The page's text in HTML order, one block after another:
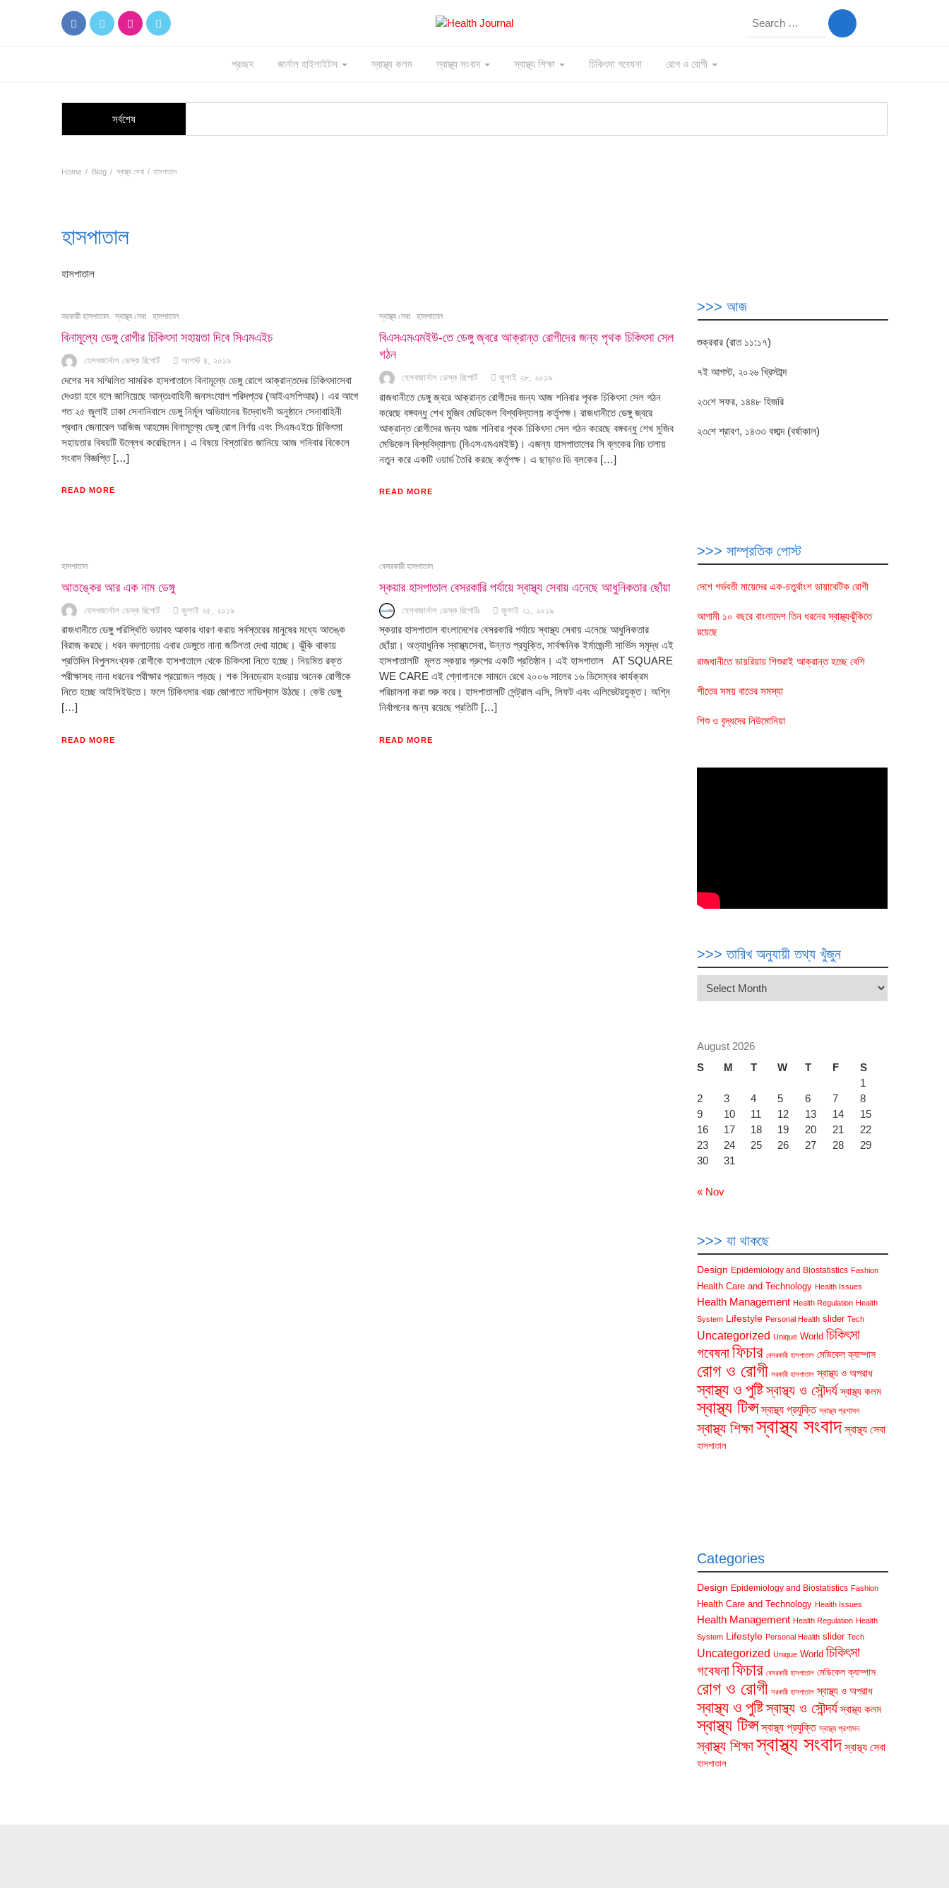
প্রচ্ছদ জার্নাল হাইলাইটস স্বাস্থ্য কলম স্বাস্থ্য সংবাদ স্বাস্থ্য শিক্ষা চিকিৎসা গবেষনা রোগ ও রোগী
সর্বশেষ
Home Blog স্বাস্থ্য সেবা হাসপাতাল
হাসপাতাল
হাসপাতাল
সরকারী হাসপাতাল স্বাস্থ্য সেবা হাসপাতাল
বিনামূল্যে ডেঙ্গু রোগীর চিকিৎসা সহায়তা দিবে সিএমএইচ
হেলথজার্নাল ডেস্ক রিপোর্ট আগস্ট ৪, ২০১৯
দেশের সব সম্মিলিত সামরিক হাসপাতালে বিনামূল্যে ডেঙ্গু রোগে আক্রান্তদের চিকিৎসাসেবা
দেওয়া হবে বলে জানিয়েছে আন্তঃবাহিনী জনসংযোগ পরিদপ্তর (আইএসপিআর)। এর আগে
গত ২৫ জুলাই ঢাকা সেনানিবাসে ডেঙ্গু নির্মূল অভিযানের উদ্বোধনী অনুষ্ঠানে সেনাবাহিনী
প্রধান জেনারেল আজিজ আহমেদ বিনামূল্যে ডেঙ্গু রোগ নির্ণয় এবং সিএমএইচে চিকিৎসা
সহায়তার বিষয়টি উল্লেখ করেছিলেন। এ বিষয়ে বিস্তারিত জানিয়ে আজ শনিবার বিকেলে
সংবাদ বিজ্ঞপ্তি […]
READ MORE
স্বাস্থ্য সেবা হাসপাতাল
বিএসএমএমইউ-তে ডেঙ্গু জ্বরে আক্রান্ত রোগীদের জন্য পৃথক চিকিৎসা সেল
গঠন
হেলথজার্নাল ডেস্ক রিপোর্ট জুলাই ২৮, ২০১৯
রাজধানীতে ডেঙ্গু জ্বরে আক্রান্ত রোগীদের জন্য আজ শনিবার পৃথক চিকিৎসা সেল গঠন
করেছে বঙ্গবন্ধু শেখ মুজিব মেডিকেল বিশ্ববিদ্যালয় কর্তৃপক্ষ। রাজধানীতে ডেঙ্গু জ্বরে
আক্রান্ত রোগীদের জন্য আজ শনিবার পৃথক চিকিৎসা সেল গঠন করেছে বঙ্গবন্ধু শেখ মুজিব
মেডিকেল বিশ্ববিদ্যালয় (বিএসএমএমইউ)। এজন্য হাসপাতালের সি ব্লকের নিচ তলায়
নতুন করে একটি ওয়ার্ড তৈরি করছে কর্তৃপক্ষ। এ ছাড়াও ডি ব্লকের […]
READ MORE
হাসপাতাল
আতঙ্কের আর এক নাম ডেঙ্গু
হেলথজার্নাল ডেস্ক রিপোর্ট জুলাই ২৫, ২০১৯
রাজধানীতে ডেঙ্গু পরিস্থিতি ভয়াবহ আকার ধারণ করায় সর্বস্তরের মানুষের মধ্যে আতঙ্ক
বিরাজ করছে। ধরন বদলানোয় এবার ডেঙ্গুতে নানা জটিলতা দেখা যাচ্ছে। ঝুঁকি থাকায়
প্রতিদিন বিপুলসংখ্যক রোগীকে হাসপাতালে থেকে চিকিৎসা নিতে হচ্ছে। নিয়মিত রক্ত
পরীক্ষাসহ নানা ধরনের পরীক্ষার প্রয়োজন পড়ছে। শক সিনড্রোম হওয়ায় অনেক রোগীকে
নিতে হচ্ছে আইসিইউতে। ফলে চিকিৎসার খরচ জোগাতে নাভিশ্বাস উঠছে। কেউ ডেঙ্গু
[…]
READ MORE
বেসরকারী হাসপাতাল
স্কয়ার হাসপাতাল বেসরকারি পর্যায়ে স্বাস্থ্য সেবায় এনেছে আধুনিকতার ছোঁয়া
হেলথজার্নাল ডেস্ক রিপোর্টঃ জুলাই ২১, ২০১৯
স্কয়ার হাসপাতাল বাংলাদেশের বেসরকারি পর্যায়ে স্বাস্থ্য সেবায় এনেছে আধুনিকতার
ছোঁয়া। অত্যাধুনিক স্বাস্থ্যসেবা, উন্নত প্রযুক্তি, সার্বক্ষনিক ইর্মাজেন্সী সার্ভিস সমৃদ্ধ এই
হাসপাতালটি মূলত স্কয়ার গ্রুপের একটি প্রতিষ্ঠান। এই হাসপাতাল AT SQUARE
WE CARE এই শ্লোগানকে সামনে রেখে ২০০৬ সালের ১৬ ডিসেম্বর কার্যক্রম
পরিচালনা করা শুরু করে। হাসপাতালটি সেন্ট্রাল এসি, লিফট এবং এলিভেটরযুক্ত। অগ্নি
নির্বাপনের জন্য রয়েছে প্রতিটি […]
READ MORE
>>> আজ
শুক্রবার (রাত ১১:১৭)
৭ই আগস্ট, ২০২৬ খ্রিস্টাব্দ
২৩শে সফর, ১৪৪৮ হিজরি
২৩শে শ্রাবণ, ১৪৩৩ বঙ্গাব্দ (বর্ষাকাল)
>>> সাম্প্রতিক পোস্ট
দেশে গর্ভবতী মায়েদের এক-চতুর্থাংশ ডায়াবেটিক রোগী
আগামী ১০ বছরে বাংলাদেশ তিন ধরনের স্বাস্থ্যঝুঁকিতে
রয়েছে
রাজধানীতে ডায়রিয়ায় শিশুরাই আক্রান্ত হচ্ছে বেশি
শীতের সময় বাতের সমস্যা
শিশু ও বৃদ্ধদের নিউমোনিয়া
>>> তারিখ অনুযায়ী তথ্য খুঁজুন
>>>
খুঁজুন
August 2026
S
M T W T F
S
1
2
3 4 5 6 7
8
9
10 11 12 13 14
15
16
17 18 19 20 21
22
23
24 25 26 27 28
29
30
31
« Nov
>>> যা থাকছে
Design Epidemiology and Biostatistics Fashion
Health Care and Technology Health Issues
Health Management Health Regulation Health
System Lifestyle Personal Health slider Tech
Uncategorized Unique World চিকিৎসা
গবেষনাফিচার বেসরকারী হাসপাতাল মেডিকেল ক্যাম্পাস
রোগ ও রোগী সরকারী হাসপাতাল স্বাস্থ্য ও অপরাধ
স্বাস্থ্য ও পুষ্টিস্বাস্থ্য ও সৌন্দর্য স্বাস্থ্য কলম
স্বাস্থ্য টিপ্স স্বাস্থ্য প্রযুক্তি স্বাস্থ্য প্রশাসন
স্বাস্থ্য শিক্ষাস্বাস্থ্য সংবাদ স্বাস্থ্য সেবা
হাসপাতাল
Categories
Design Epidemiology and Biostatistics Fashion
Health Care and Technology Health Issues
Health Management Health Regulation Health
System Lifestyle Personal Health slider Tech
Uncategorized Unique World চিকিৎসা
গবেষনাফিচার বেসরকারী হাসপাতাল মেডিকেল ক্যাম্পাস
রোগ ও রোগী সরকারী হাসপাতাল স্বাস্থ্য ও অপরাধ
স্বাস্থ্য ও পুষ্টিস্বাস্থ্য ও সৌন্দর্য স্বাস্থ্য কলম
স্বাস্থ্য টিপ্স স্বাস্থ্য প্রযুক্তি স্বাস্থ্য প্রশাসন
স্বাস্থ্য শিক্ষাস্বাস্থ্য সংবাদ স্বাস্থ্য সেবা
হাসপাতাল